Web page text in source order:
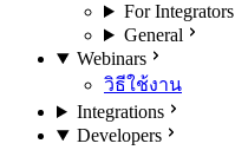
For Integrators
General
Webinars
วิธีใช้งาน
Integrations
Developers